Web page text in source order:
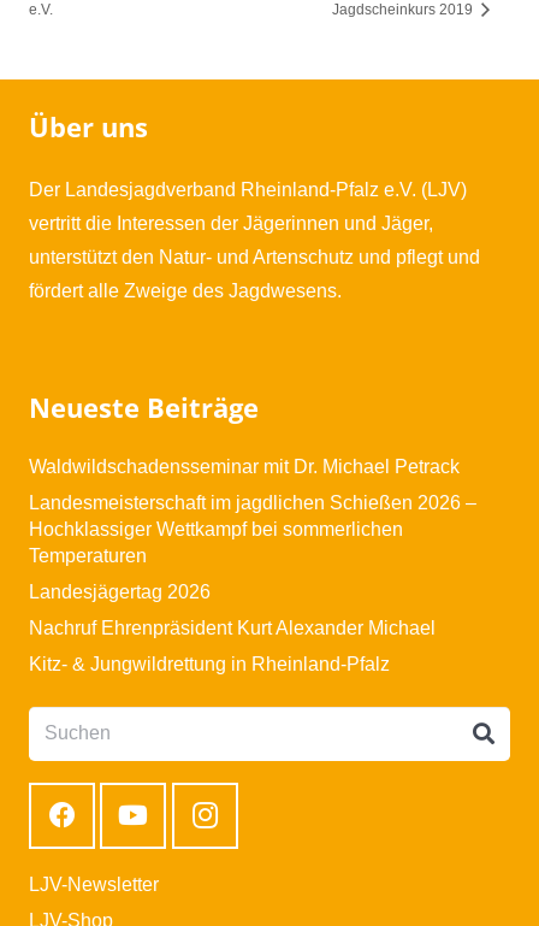
e.V. Jagdscheinkurs 2019
Über uns
Der Landesjagdverband Rheinland-Pfalz e.V. (LJV)
vertritt die Interessen der Jägerinnen und Jäger,
unterstützt den Natur- und Artenschutz und pflegt und
fördert alle Zweige des Jagdwesens.
Neueste Beiträge
Waldwildschadensseminar mit Dr. Michael Petrack
Landesmeisterschaft im jagdlichen Schießen 2026 –
Hochklassiger Wettkampf bei sommerlichen
Temperaturen
Landesjägertag 2026
Nachruf Ehrenpräsident Kurt Alexander Michael
Kitz- & Jungwildrettung in Rheinland-Pfalz
LJV-Newsletter
LJV-Shop